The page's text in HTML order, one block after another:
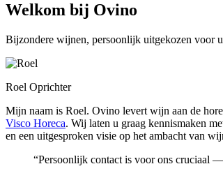
Welkom bij Ovino
Bijzondere wijnen, persoonlijk uitgekozen voor
Roel Oprichter
Mijn naam is Roel. Ovino levert wijn aan de
Visco Horeca. Wij laten u graag kennismaken
en een uitgesproken visie op het ambacht van
“Persoonlijk contact is voor ons cruciaal